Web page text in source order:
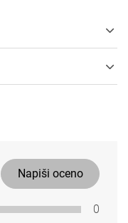
Napiši oceno
0